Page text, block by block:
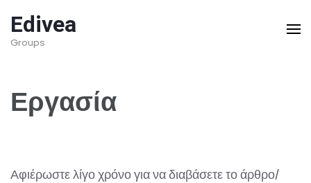
to
content
Enter)
Edivea
Groups
Εργασία
Αφιέρωστε λίγο χρόνο για να διαβάσετε το άρθρο/